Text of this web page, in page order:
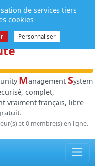
de
de
Management System
complet,
vraiment français, libre
et 0 membre(s) en ligne.
de services tiers
cookies
Personnaliser